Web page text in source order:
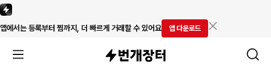
앱에서는 등록부터 찜까지, 더 빠르게 거래할 수 있어요 앱 다운로드